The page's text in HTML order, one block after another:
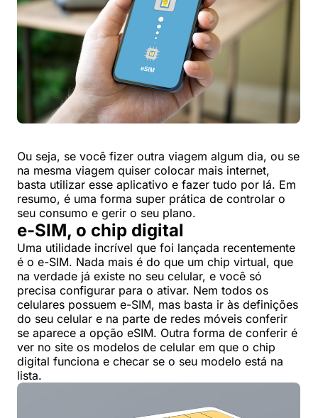
Ou seja, se você fizer outra viagem algum dia, ou se
na mesma viagem quiser colocar mais internet,
basta utilizar esse aplicativo e fazer tudo por lá. Em
resumo, é uma forma super prática de controlar o
seu consumo e gerir o seu plano.
e-SIM, o chip digital
Uma utilidade incrível que foi lançada recentemente
é o e-SIM. Nada mais é do que um chip virtual, que
na verdade já existe no seu celular, e você só
precisa configurar para o ativar. Nem todos os
celulares possuem e-SIM, mas basta ir às definições
do seu celular e na parte de redes móveis conferir
se aparece a opção eSIM. Outra forma de conferir é
ver no site os modelos de celular em que o chip
digital funciona e checar se o seu modelo está na
lista.